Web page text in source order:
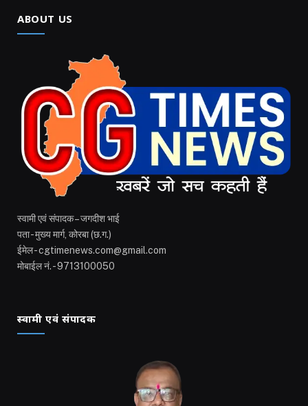
ABOUT US
स्वामी एवं संपादक – जगदीश भाई
पता - मुख्य मार्ग, कोरबा (छ.ग.)
ईमेल - cgtimenews.com@gmail.com
मोबाईल नं. - 9713100050
स्वामी एवं संपादक